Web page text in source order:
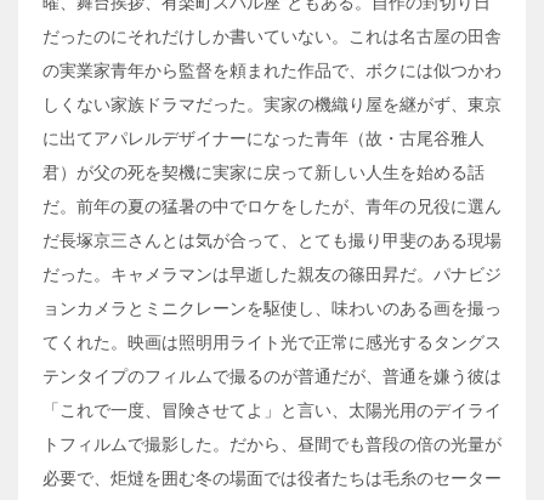
だったのにそれだけしか書いていない。これは名古屋の田舎
の実業家青年から監督を頼まれた作品で、ボクには似つかわ
しくない家族ドラマだった。実家の機織り屋を継がず、東京
に出てアパレルデザイナーになった青年（故・古尾谷雅人
君）が父の死を契機に実家に戻って新しい人生を始める話
だ。前年の夏の猛暑の中でロケをしたが、青年の兄役に選ん
だ長塚京三さんとは気が合って、とても撮り甲斐のある現場
だった。キャメラマンは早逝した親友の篠田昇だ。パナビジ
ョンカメラとミニクレーンを駆使し、味わいのある画を撮っ
てくれた。映画は照明用ライト光で正常に感光するタングス
テンタイプのフィルムで撮るのが普通だが、普通を嫌う彼は
「これで一度、冒険させてよ」と言い、太陽光用のデイライ
トフィルムで撮影した。だから、昼間でも普段の倍の光量が
必要で、炬燵を囲む冬の場面では役者たちは毛糸のセーター